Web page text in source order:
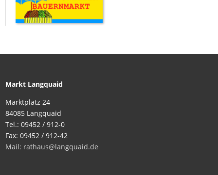
Markt Langquaid
Marktplatz 24
84085 Langquaid
Tel.: 09452 / 912-0
Fax: 09452 / 912-42
Mail: rathaus@langquaid.de